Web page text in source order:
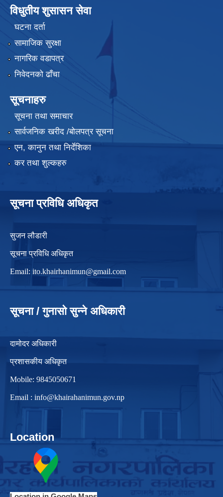
विधुतीय शुसासन सेवा
घटना दर्ता
सामाजिक सुरक्षा
नागरिक वडापत्र
निवेदनको ढाँचा
सूचनाहरु
सूचना तथा समाचार
सार्वजनिक खरीद /बोलपत्र सूचना
एन, कानुन तथा निर्देशिका
कर तथा शुल्कहरु
सूचना प्रविधि अधिकृत
सुजन लौडारी
सूचना प्रविधि अधिकृत
Email: ito.khairhanimun@gmail.com
सूचना / गुनासो सुन्ने अधिकारी
दामोदर अधिकारी
प्रशासकीय अधिकृत
Mobile: 9845050671
Email : info@khairahanimun.gov.np
Location